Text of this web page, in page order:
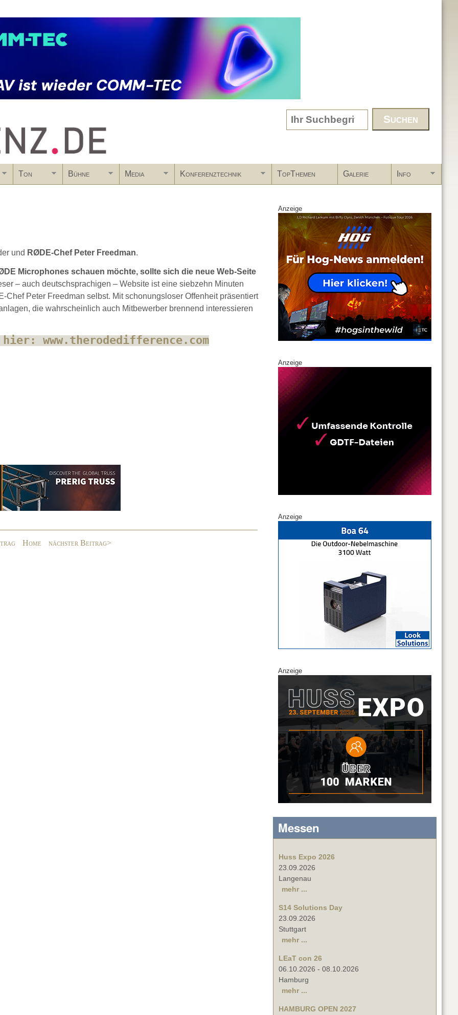
Search form
Ton Bühne Media Konferenztechnik TopThemen Galerie Info
und RØDE-Chef Peter Freedman.
Microphones schauen möchte, sollte sich die neue Web-Seite
– auch deutschsprachigen – Website ist eine siebzehn Minuten
Peter Freedman selbst. Mit schonungsloser Offenheit präsentiert
die wahrscheinlich auch Mitbewerber brennend interessieren
www.therodedifference.com
Home nächster Beitrag>
Anzeige
Anzeige
Anzeige
Anzeige
Messen
Huss Expo 2026
23.09.2026
Langenau
mehr ...
S14 Solutions Day
23.09.2026
Stuttgart
mehr ...
LEaT con 26
06.10.2026 - 08.10.2026
Hamburg
mehr ...
HAMBURG OPEN 2027